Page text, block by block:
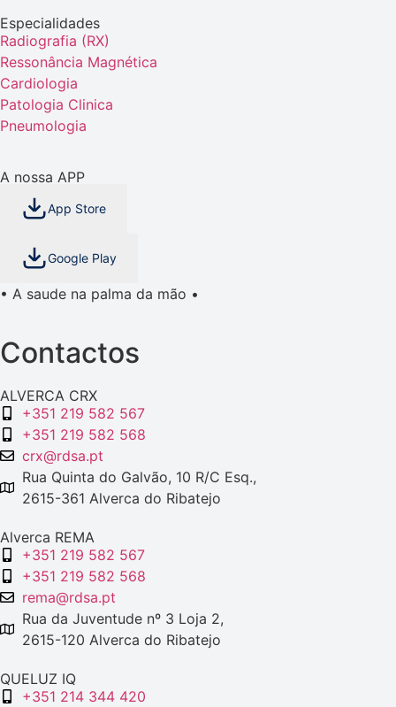
Especialidades
Radiografia (RX)
Ressonância Magnética
Cardiologia
Patologia Clinica
Pneumologia
A nossa APP
App Store
Google Play
• A saude na palma da mão •
Contactos
ALVERCA CRX
+351 219 582 567
+351 219 582 568
crx@rdsa.pt
Rua Quinta do Galvão, 10 R/C Esq.,
2615-361 Alverca do Ribatejo
Alverca REMA
+351 219 582 567
+351 219 582 568
rema@rdsa.pt
Rua da Juventude nº 3 Loja 2,
2615-120 Alverca do Ribatejo
QUELUZ IQ
+351 214 344 420